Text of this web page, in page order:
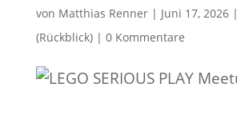
von Matthias Renner| Juni 17, 2026|
(Rückblick)| 0 Kommentare